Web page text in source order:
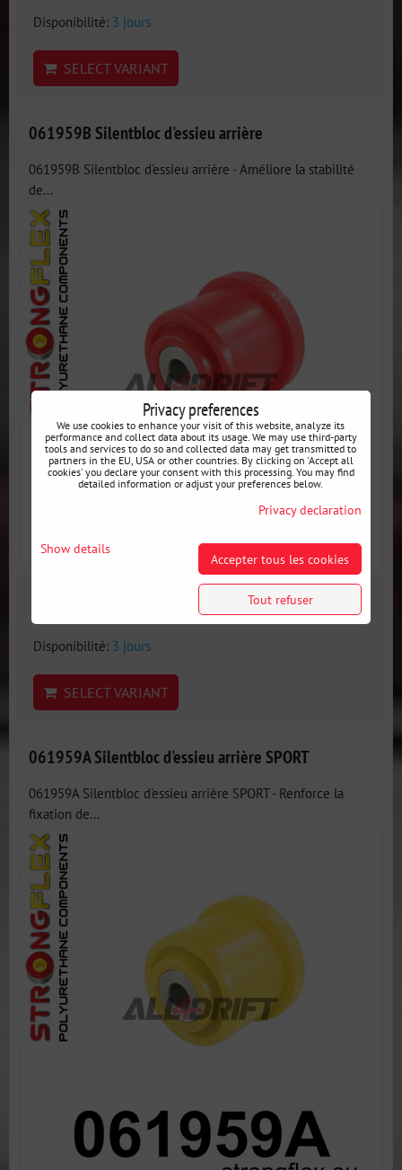
Disponibilité: 3 jours
SELECT VARIANT
061959B Silentbloc d'essieu arrière
061959B Silentbloc d'essieu arrière - Améliore la stabilité
de...
Disponibilité: 3 jours
SELECT VARIANT
061959A Silentbloc d'essieu arrière SPORT
061959A Silentbloc d'essieu arrière SPORT - Renforce la
fixation de...
Privacy preferences
We use cookies to enhance your visit of this website, analyze its
performance and collect data about its usage. We may use third-party
tools and services to do so and collected data may get transmitted to
partners in the EU, USA or other countries. By clicking on 'Accept all
cookies' you declare your consent with this processing. You may find
detailed information or adjust your preferences below.
Privacy declaration
Show details
Accepter tous les cookies
Tout refuser